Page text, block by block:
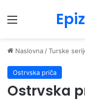
Menu
Naslovna /Turske
Ostrvska priča
Ostrvska